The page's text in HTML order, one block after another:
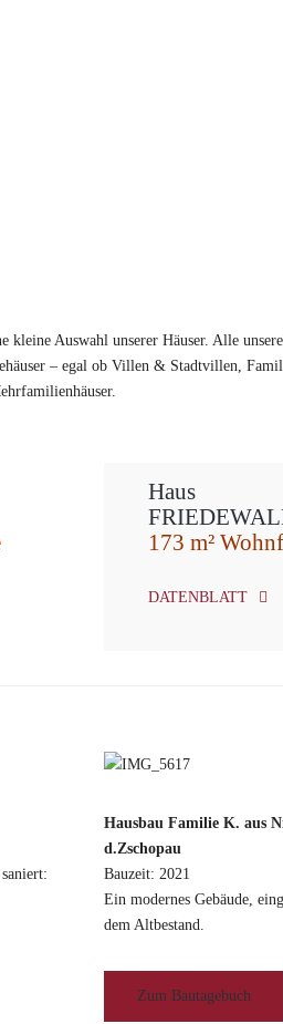
kleine Auswahl unserer Häuser. Alle
– egal ob Villen & Stadtvillen,
Haus
173 m²
DATENBLATT
Hausbau Familie K. aus
d.Zschopau
Bauzeit: 2021
Ein modernes Gebäude,
dem Altbestand.
Zum Bautagebuch